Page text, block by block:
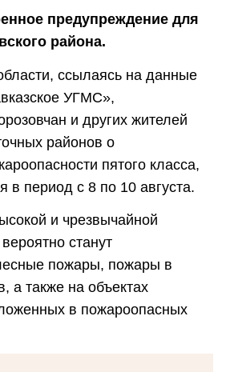
предупреждение для
района.
ссылаясь на данные
УГМС»,
и других жителей
районов о
пятого класса,
в период с 8 по 10 августа.
и чрезвычайной
станут
пожары, пожары в
а также на объектах
в пожароопасных